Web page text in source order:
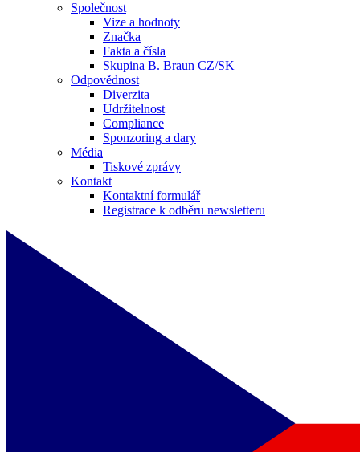
Společnost
Vize a hodnoty
Značka
Fakta a čísla
Skupina B. Braun CZ/SK
Odpovědnost
Diverzita
Udržitelnost
Compliance
Sponzoring a dary
Média
Tiskové zprávy
Kontakt
Kontaktní formulář
Registrace k odběru newsletteru